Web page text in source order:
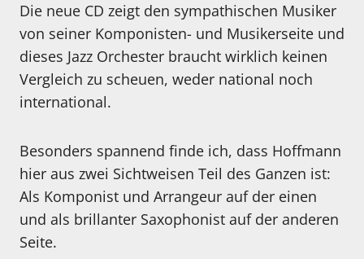
Die neue CD zeigt den sympathischen Musiker
von seiner Komponisten- und Musikerseite und
dieses Jazz Orchester braucht wirklich keinen
Vergleich zu scheuen, weder national noch
international.
Besonders spannend finde ich, dass Hoffmann
hier aus zwei Sichtweisen Teil des Ganzen ist:
Als Komponist und Arrangeur auf der einen
und als brillanter Saxophonist auf der anderen
Seite.